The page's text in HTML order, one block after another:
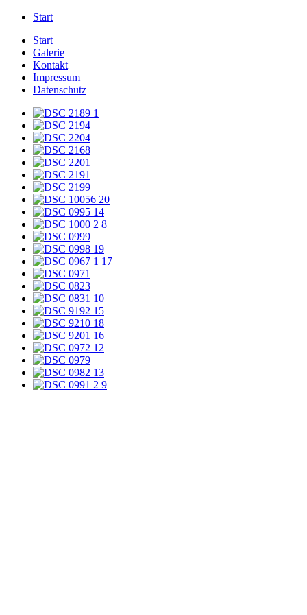
Start
Start
Galerie
Kontakt
Impressum
Datenschutz